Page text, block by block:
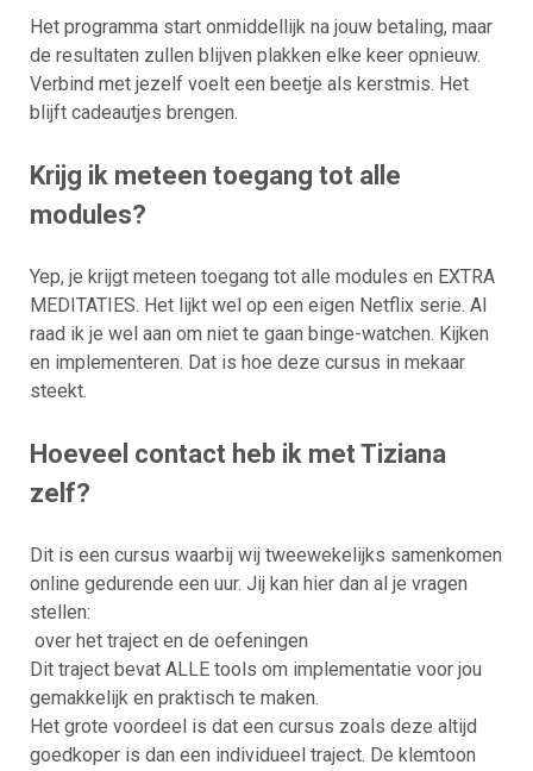
Het programma start onmiddellijk na jouw betaling, maar
de resultaten zullen blijven plakken elke keer opnieuw.
Verbind met jezelf voelt een beetje als kerstmis. Het
blijft cadeautjes brengen.
Krijg ik meteen toegang tot alle
modules?
Yep, je krijgt meteen toegang tot alle modules en EXTRA
MEDITATIES. Het lijkt wel op een eigen Netflix serie. Al
raad ik je wel aan om niet te gaan binge-watchen. Kijken
en implementeren. Dat is hoe deze cursus in mekaar
steekt.
Hoeveel contact heb ik met Tiziana
zelf?
Dit is een cursus waarbij wij tweewekelijks samenkomen
online gedurende een uur. Jij kan hier dan al je vragen
stellen:
over het traject en de oefeningen
Dit traject bevat ALLE tools om implementatie voor jou
gemakkelijk en praktisch te maken.
Het grote voordeel is dat een cursus zoals deze altijd
goedkoper is dan een individueel traject. De klemtoon